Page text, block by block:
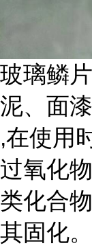
玻璃鳞
泥、面
,在使用
过氧化
类化合
其固化